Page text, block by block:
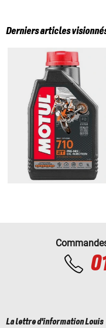
Derniers articles
La lettre d'information Louis